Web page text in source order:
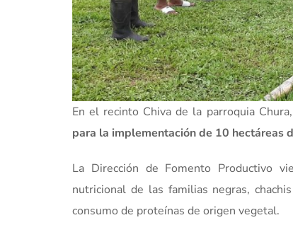
En el recinto Chiva de la parroquia
para la implementación de 10 hectáreas
La Dirección de Fomento Productivo
nutricional de las familias negras,
consumo de proteínas de origen vegetal.